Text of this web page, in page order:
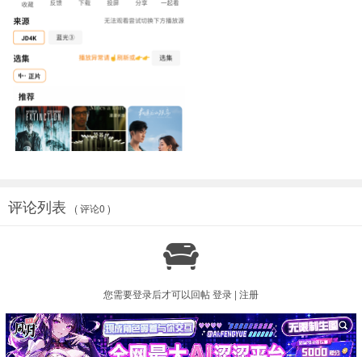
评论列表 ( 评论0 )

您需要登录后才可以回帖登录 | 注册